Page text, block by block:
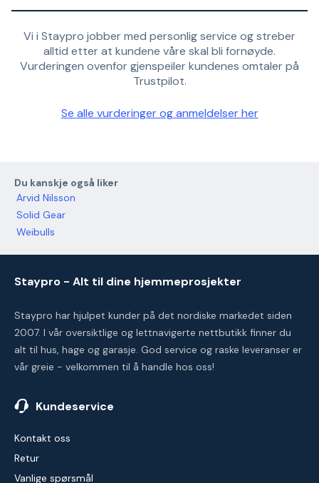
Vi i Staypro jobber med personlig service og streber
alltid etter at kundene våre skal bli fornøyde.
Vurderingen ovenfor gjenspeiler kundenes omtaler på
Trustpilot.
Se alle vurderinger og anmeldelser her
Du kanskje også liker
Arvid Nilsson
Solid Gear
Weibulls
Staypro - Alt til dine hjemmeprosjekter
Staypro har hjulpet kunder på det nordiske markedet siden
2007. I vår oversiktlige og lettnavigerte nettbutikk finner du
alt til hus, hage og garasje. God service og raske leveranser er
vår greie - velkommen til å handle hos oss!
Kundeservice
Kontakt oss
Retur
Vanlige spørsmål